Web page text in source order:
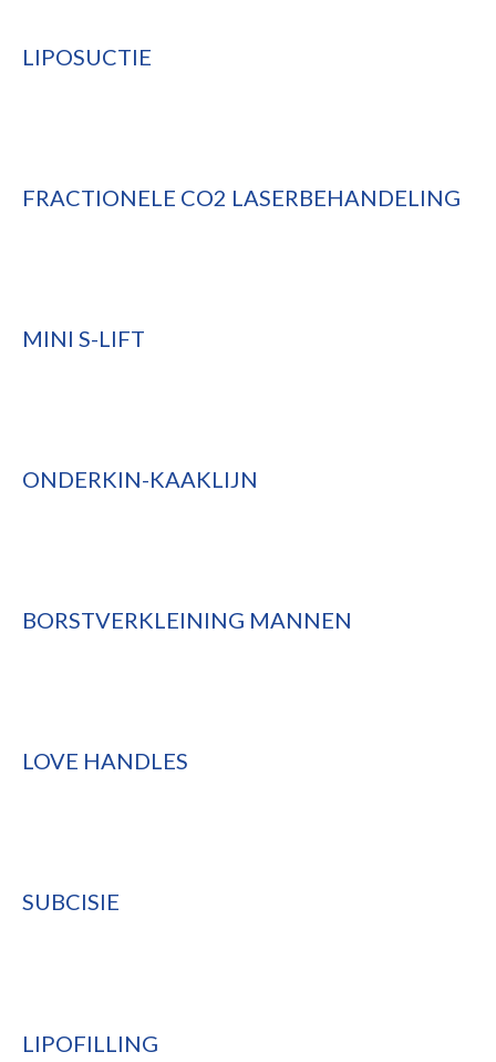
LIPOSUCTIE
FRACTIONELE CO2 LASERBEHANDELING
MINI S-LIFT
ONDERKIN-KAAKLIJN
BORSTVERKLEINING MANNEN
LOVE HANDLES
SUBCISIE
LIPOFILLING